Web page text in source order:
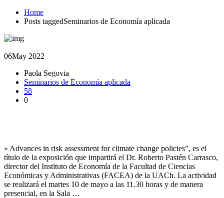
Home
Posts taggedSeminarios de Economía aplicada
06May 2022
Paola Segovia
Seminarios de Economía aplicada
58
0
» Advances in risk assessment for climate change policies”, es el
título de la exposición que impartirá el Dr. Roberto Pastén Carrasco,
director del Instituto de Economía de la Facultad de Ciencias
Económicas y Administrativas (FACEA) de la UACh. La actividad
se realizará el martes 10 de mayo a las 11.30 horas y de manera
presencial, en la Sala …